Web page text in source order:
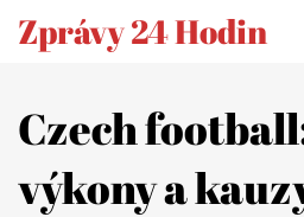
Zprávy 24 Hodin
Czech
výkony a